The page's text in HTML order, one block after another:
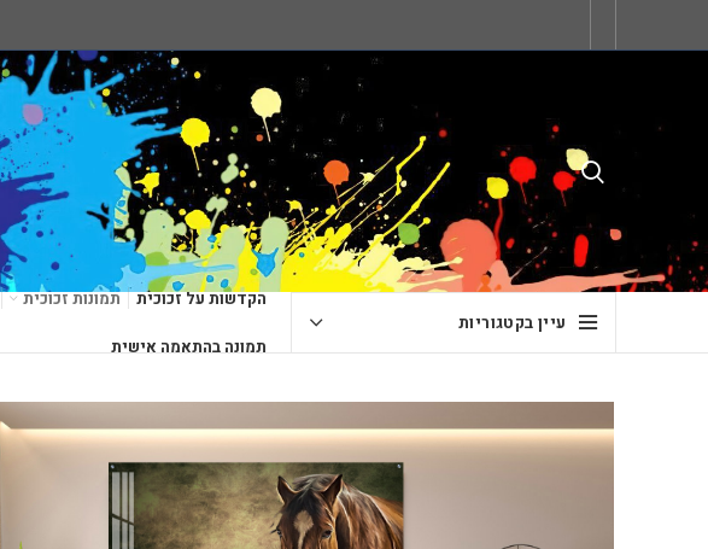
עיין בקטגוריות
הקדשות על זכוכית תמונות זכוכית
תמונה בהתאמה אישית